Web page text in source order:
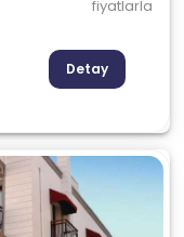
fiyatlarla
Detay